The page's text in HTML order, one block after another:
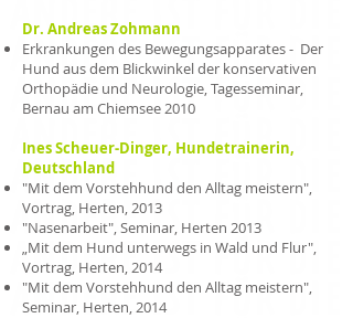
Dr. Andreas Zohmann
Erkrankungen des Bewegungsapparates - Der
Hund aus dem Blickwinkel der konservativen
Orthopädie und Neurologie, Tagesseminar,
Bernau am Chiemsee 2010
Ines Scheuer-Dinger, Hundetrainerin,
Deutschland
"Mit dem Vorstehhund den Alltag meistern",
Vortrag, Herten, 2013
"Nasenarbeit", Seminar, Herten 2013
„Mit dem Hund unterwegs in Wald und Flur",
Vortrag, Herten, 2014
"Mit dem Vorstehhund den Alltag meistern",
Seminar, Herten, 2014